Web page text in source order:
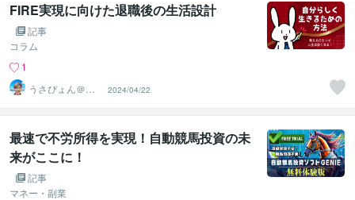
FIRE実現に向けた退職後の生活設計
記事
コラム
1
うさぴょん＠癒
し系アラフィフ
心寄り添い人
2024/04/22
最速で不労所得を実現！自動競馬投資の未
来がここに！
記事
マネー・副業